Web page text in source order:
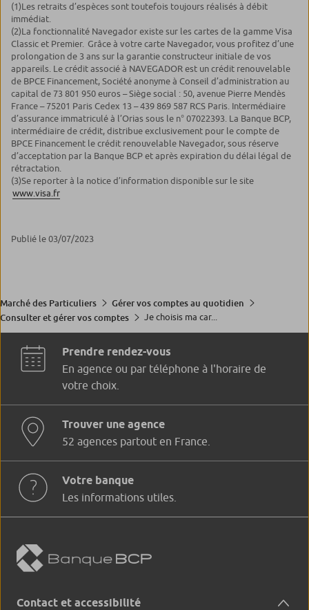
(1)Les retraits d’espèces sont toutefois toujours réalisés à débit
immédiat.
(2)La fonctionnalité Navegador existe sur les cartes de la gamme Visa
Classic et Premier. Grâce à votre carte Navegador, vous profitez d’une
prolongation de 3 ans sur la garantie constructeur initiale de vos
appareils. Le crédit associé à NAVEGADOR est un crédit renouvelable
de BPCE Financement, Société anonyme à Conseil d’administration au
capital de 73 801 950 euros – Siège social : 50, avenue Pierre Mendès
France – 75201 Paris Cedex 13 – 439 869 587 RCS Paris. Intermédiaire
d’assurance immatriculé à l’Orias sous le n° 07022393. La Banque BCP,
intermédiaire de crédit, distribue exclusivement pour le compte de
BPCE Financement le crédit renouvelable Navegador, sous réserve
d’acceptation par la Banque BCP et après expiration du délai légal de
rétractation.
(3)Se reporter à la notice d’information disponible sur le site
www.visa.fr
Publié le 03/07/2023
Marché des Particuliers
Gérer vos comptes au quotidien
Consulter et gérer vos comptes
Je choisis ma car...
Prendre rendez-vous
En agence ou par téléphone à l'horaire de
votre choix.
Trouver une agence
52 agences partout en France.
Votre banque
Les informations utiles.
Contact et accessibilité